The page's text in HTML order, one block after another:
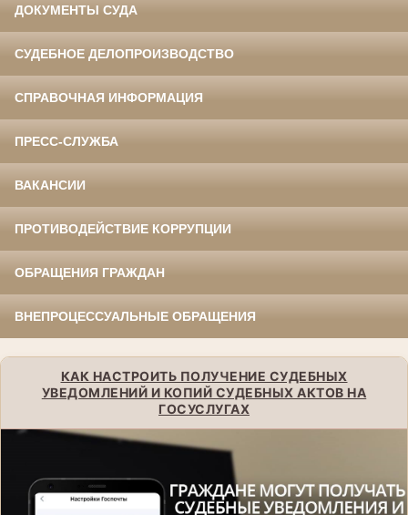
ДОКУМЕНТЫ СУДА
СУДЕБНОЕ ДЕЛОПРОИЗВОДСТВО
СПРАВОЧНАЯ ИНФОРМАЦИЯ
ПРЕСС-СЛУЖБА
ВАКАНСИИ
ПРОТИВОДЕЙСТВИЕ КОРРУПЦИИ
ОБРАЩЕНИЯ ГРАЖДАН
ВНЕПРОЦЕССУАЛЬНЫЕ ОБРАЩЕНИЯ
КАК НАСТРОИТЬ ПОЛУЧЕНИЕ СУДЕБНЫХ
УВЕДОМЛЕНИЙ И КОПИЙ СУДЕБНЫХ АКТОВ НА
ГОСУСЛУГАХ